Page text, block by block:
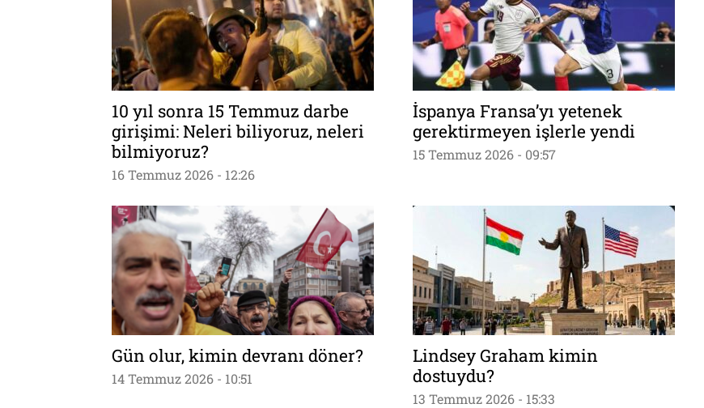
10 yıl sonra 15 Temmuz darbe
girişimi: Neleri biliyoruz, neleri
bilmiyoruz?
16 Temmuz 2026 - 12:26
İspanya Fransa’yı yetenek
gerektirmeyen işlerle yendi
15 Temmuz 2026 - 09:57
Gün olur, kimin devranı döner?
14 Temmuz 2026 - 10:51
Lindsey Graham kimin
dostuydu?
13 Temmuz 2026 - 15:33